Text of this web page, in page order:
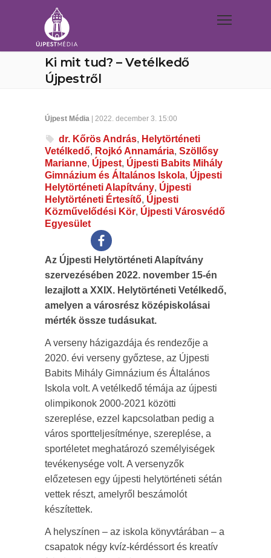
Ki mit tud? – Vetélkedő
Újpestről
Újpest Média | 2022. december 3. 15:00
dr. Kőrös András, Helytörténeti
Vetélkedő, Rojkó Annamária, Szöllősy
Marianne, Újpest, Újpesti Babits Mihály
Gimnázium és Általános Iskola, Újpesti
Helytörténeti Alapítvány, Újpesti
Helytörténeti Értesítő, Újpesti
Közművelődési Kör, Újpesti Városvédő
Egyesület
Az Újpesti Helytörténeti Alapítvány
szervezésében 2022. no­vember 15-én
lezajlott a XXIX. Helytörténeti Vetélkedő,
amelyen a városrész középiskolásai
mérték össze tudásukat.
A verseny házigazdája és rendezője a
2020. évi verseny győztese, az Újpesti
Babits Mihály Gimnázium és Általános
Iskola volt. A vetélkedő témája az újpesti
olimpikonok 2000-2021 közötti
szereplése, ezzel kapcsolatban pedig a
város sportteljesítménye, szereplése, a
sportéletet meghatározó személyiségek
tevékenysége volt. A versenyzők
előzetesen egy újpesti helytörténeti sétán
vettek részt, amelyről beszámolót
készítettek.
A helyszínen – az iskola könyvtárában – a
csapatok négy kvíz-kérdéssort és kreatív